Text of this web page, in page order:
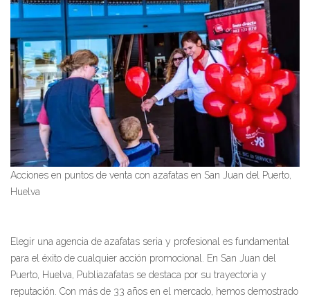
Acciones en puntos de venta con azafatas en San Juan del Puerto,
Huelva
Elegir una agencia de azafatas seria y profesional es fundamental
para el éxito de cualquier acción promocional. En San Juan del
Puerto, Huelva, Publiazafatas se destaca por su trayectoria y
reputación. Con más de 33 años en el mercado, hemos demostrado